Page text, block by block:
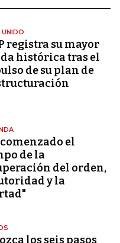
UNIDO
registra su mayor
histórica tras el
de su plan de
el
de la
del orden,
y la
los seis pasos